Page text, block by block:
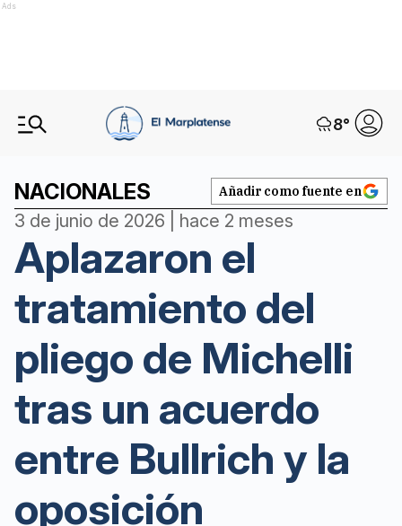
Ads
8°
NACIONALES Añadir como fuente en
3 de junio de 2026 | hace 2 meses
Aplazaron el
tratamiento del
pliego de Michelli
tras un acuerdo
entre Bullrich y la
oposición